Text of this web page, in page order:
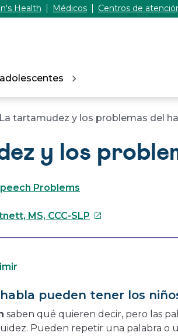
Health Médicos Centros de
La tartamudez y los problemas del
y los
Problems
MS, CCC-SLP Este
nueva
ventana
pueden tener los
saben qué quieren decir, pero las
Pueden repetir una palabra o